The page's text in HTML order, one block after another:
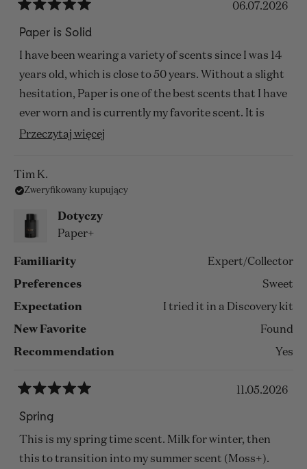
na
5
z
5
gwiazdek
06.07.2026
Paper is Solid
I have been wearing a variety of scents since I was 14
years old, which is close to 50 years. Without a slight
hesitation, Paper is one of the best scents that I have
ever worn and is currently my favorite scent. It is
incredibly fresh, undeniably unique, and beyond
Przeczytaj więcej
tej
Tim K.
Zweryfikowany kupujący
Dotyczy
Paper+
Familiarity Expert/Collector
Preferences Sweet
Expectation I tried it in a Discovery kit
New Favorite Found
Recommendation Yes
na
5
z
5
gwiazdek
11.05.2026
Spring
This is my spring time scent. Milk for winter, then
this to transition into my summer scent (Moss+).